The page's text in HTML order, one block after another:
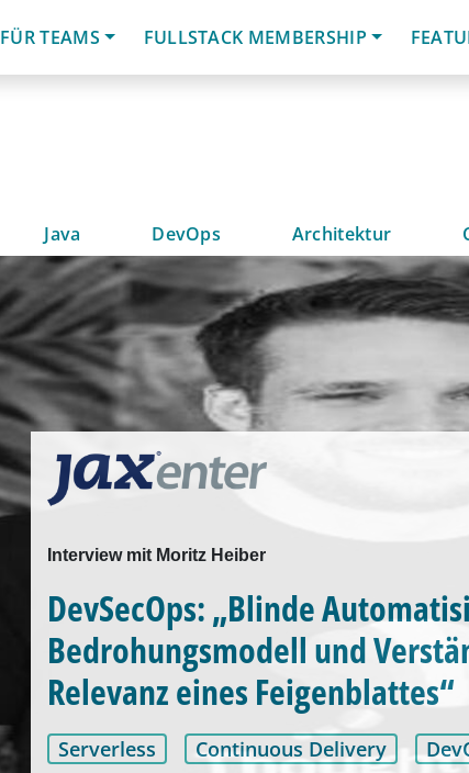
FÜR TEAMS
FULLSTACK MEMBERSHIP
Java DevOps Architektur
Interview mit Moritz Heiber
DevSecOps: „Blinde
Bedrohungsmodell und
Relevanz eines Feigenblattes“
Serverless Continuous Delivery